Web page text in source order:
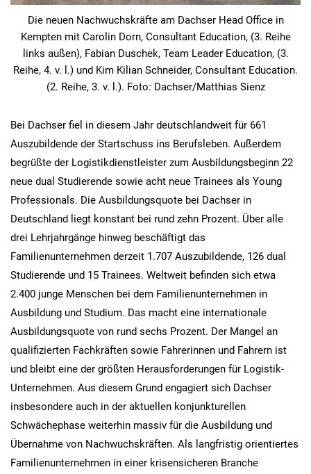
Die neuen Nachwuchskräfte am Dachser Head Office in
Kempten mit Carolin Dorn, Consultant Education, (3. Reihe
links außen), Fabian Duschek, Team Leader Education, (3.
Reihe, 4. v. l.) und Kim Kilian Schneider, Consultant Education.
(2. Reihe, 3. v. l.). Foto: Dachser/Matthias Sienz
Bei Dachser fiel in diesem Jahr deutschlandweit für 661
Auszubildende der Startschuss ins Berufsleben. Außerdem
begrüßte der Logistikdienstleister zum Ausbildungsbeginn 22
neue dual Studierende sowie acht neue Trainees als Young
Professionals. Die Ausbildungsquote bei Dachser in
Deutschland liegt konstant bei rund zehn Prozent. Über alle
drei Lehrjahrgänge hinweg beschäftigt das
Familienunternehmen derzeit 1.707 Auszubildende, 126 dual
Studierende und 15 Trainees. Weltweit befinden sich etwa
2.400 junge Menschen bei dem Familienunternehmen in
Ausbildung und Studium. Das macht eine internationale
Ausbildungsquote von rund sechs Prozent. Der Mangel an
qualifizierten Fachkräften sowie Fahrerinnen und Fahrern ist
und bleibt eine der größten Herausforderungen für Logistik-
Unternehmen. Aus diesem Grund engagiert sich Dachser
insbesondere auch in der aktuellen konjunkturellen
Schwächephase weiterhin massiv für die Ausbildung und
Übernahme von Nachwuchskräften. Als langfristig orientiertes
Familienunternehmen in einer krisensicheren Branche